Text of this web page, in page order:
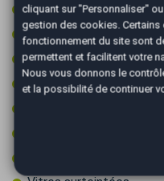
Reconnaissance des
Régulateur de vitesse
Rétroviseurs dégivrants
Rétroviseurs
Système de caméras
cliquant sur "Personnaliser"
gestion des cookies.
fonctionnement du site sont
permettent et facilitent votre
Nous vous donnons le
et la possibilité de continuer